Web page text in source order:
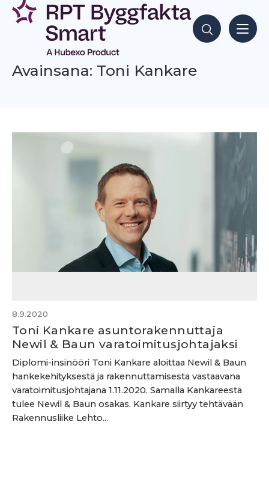
Siirry
sisältöön
Hae sisältöjä
Avainsana: Toni Kankare
8.9.2020
Toni Kankare asuntorakennuttaja
Newil & Baun varatoimitusjohtajaksi
Diplomi-insinööri Toni Kankare aloittaa Newil & Baun
hankekehityksestä ja rakennuttamisesta vastaavana
varatoimitusjohtajana 1.11.2020. Samalla Kankareesta
tulee Newil & Baun osakas. Kankare siirtyy tehtävään
Rakennusliike Lehto...